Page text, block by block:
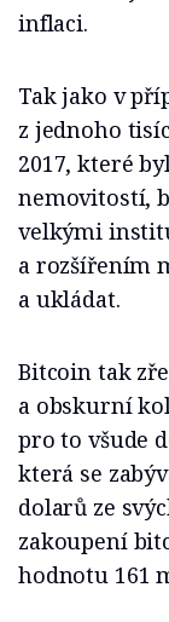
inflaci.
Tak jako v
z jednoho
2017, které
nemovitostí,
velkými
a rozšířením
a ukládat.
Bitcoin tak
a obskurní
pro to všude
která se
dolarů ze
zakoupení
hodnotu 161